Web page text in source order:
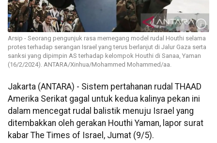
Arsip - Seorang pengunjuk rasa memegang model rudal Houthi selama
protes terhadap serangan Israel yang terus berlanjut di Jalur Gaza serta
sanksi yang dipimpin AS terhadap kelompok Houthi di Sanaa, Yaman
(16/2/2024). ANTARA/Xinhua/Mohammed Mohammed/aa.
Jakarta (ANTARA) - Sistem pertahanan rudal THAAD
Amerika Serikat gagal untuk kedua kalinya pekan ini
dalam mencegat rudal balistik menuju Israel yang
ditembakkan oleh gerakan Houthi Yaman, lapor surat
kabar The Times of Israel, Jumat (9/5).